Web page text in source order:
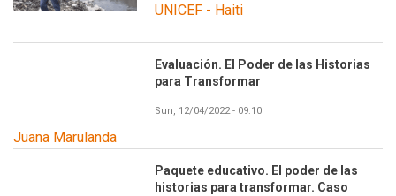
UNICEF - Haiti
Evaluación. El Poder de las Historias
para Transformar
Sun, 12/04/2022 - 09:10
Juana Marulanda
Paquete educativo. El poder de las
historias para transformar. Caso